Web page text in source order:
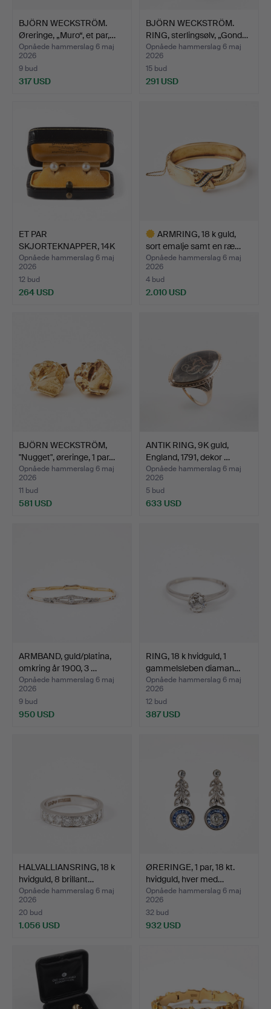
BJÖRN WECKSTRÖM.
Øreringe, „Muro“, et par,…
Opnåede hammerslag 6 maj
2026
9 bud
317 USD
BJÖRN WECKSTRÖM.
RING, sterlingsølv, „Gond…
Opnåede hammerslag 6 maj
2026
15 bud
291 USD
ET PAR
SKJORTEKNAPPER, 14K
guld med dyrked…
Opnåede hammerslag 6 maj
2026
12 bud
264 USD
ARMRING, 18 k guld,
sort emalje samt en ræ…
Opnåede hammerslag 6 maj
2026
4 bud
2.010 USD
BJÖRN WECKSTRÖM,
"Nugget", øreringe, 1 par…
Opnåede hammerslag 6 maj
2026
11 bud
581 USD
ANTIK RING, 9K guld,
England, 1791, dekor …
Opnåede hammerslag 6 maj
2026
5 bud
633 USD
ARMBAND, guld/platina,
omkring år 1900, 3 …
Opnåede hammerslag 6 maj
2026
9 bud
950 USD
RING, 18 k hvidguld, 1
gammelsleben diaman…
Opnåede hammerslag 6 maj
2026
12 bud
387 USD
HALVALLIANSRING, 18 k
hvidguld, 8 brillant…
Opnåede hammerslag 6 maj
2026
20 bud
1.056 USD
ØRERINGE, 1 par, 18 kt.
hvidguld, hver med…
Opnåede hammerslag 6 maj
2026
32 bud
932 USD